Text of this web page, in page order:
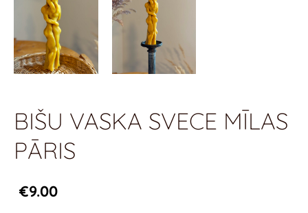
BIŠU VASKA SVECE MĪLAS
PĀRIS
€9.00